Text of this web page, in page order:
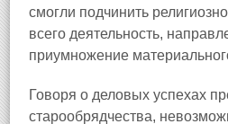
смогли подчинить
всего деятельность,
приумножение
Говоря о деловых успехах
старообрядчества,